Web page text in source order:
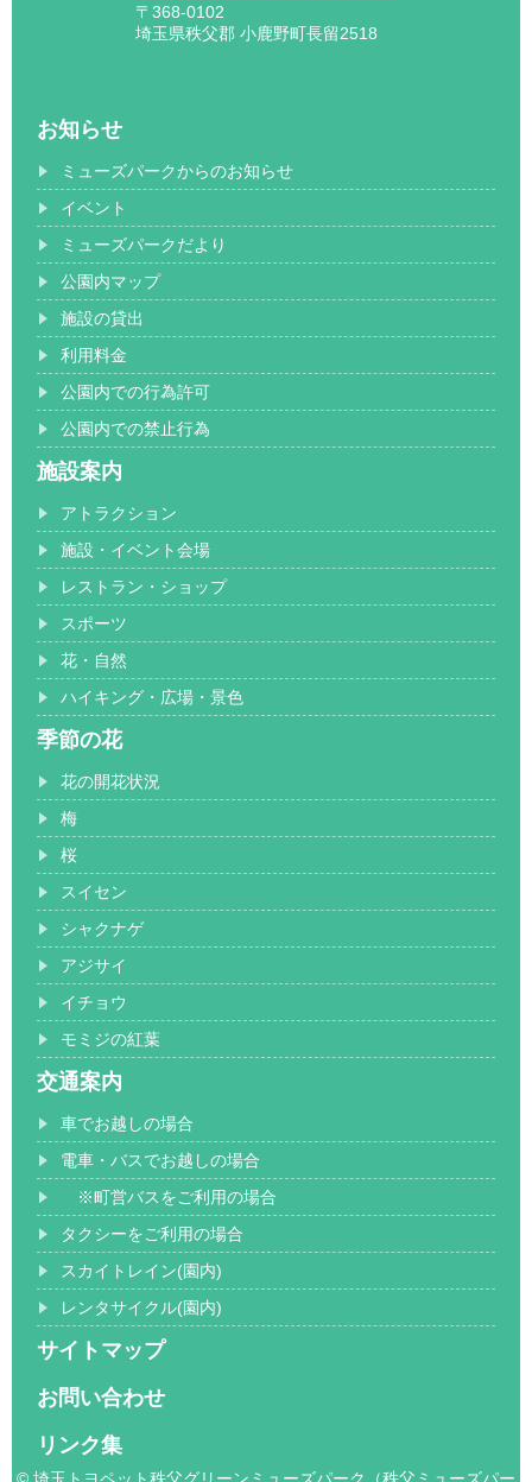
〒368-0102
埼玉県秩父郡 小鹿野町長留2518
お知らせ
ミューズパークからのお知らせ
イベント
ミューズパークだより
公園内マップ
施設の貸出
利用料金
公園内での行為許可
公園内での禁止行為
施設案内
アトラクション
施設・イベント会場
レストラン・ショップ
スポーツ
花・自然
ハイキング・広場・景色
季節の花
花の開花状況
梅
桜
スイセン
シャクナゲ
アジサイ
イチョウ
モミジの紅葉
交通案内
車でお越しの場合
電車・バスでお越しの場合
※町営バスをご利用の場合
タクシーをご利用の場合
スカイトレイン(園内)
レンタサイクル(園内)
サイトマップ
お問い合わせ
リンク集
© 埼玉トヨペット秩父グリーンミューズパーク（秩父ミューズパー